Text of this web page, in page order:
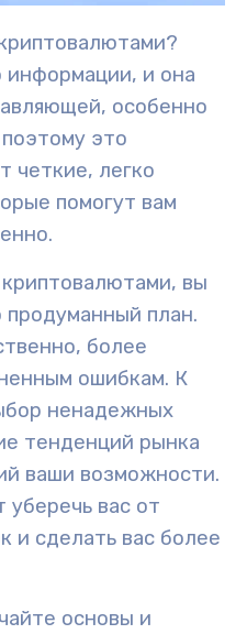
информации, и она
особенно
это
четкие, легко
помогут вам
вы
план.
более
ошибкам. К
ненадежных
тенденций рынка
ваши возможности.
вас от
и сделать вас более
основы и